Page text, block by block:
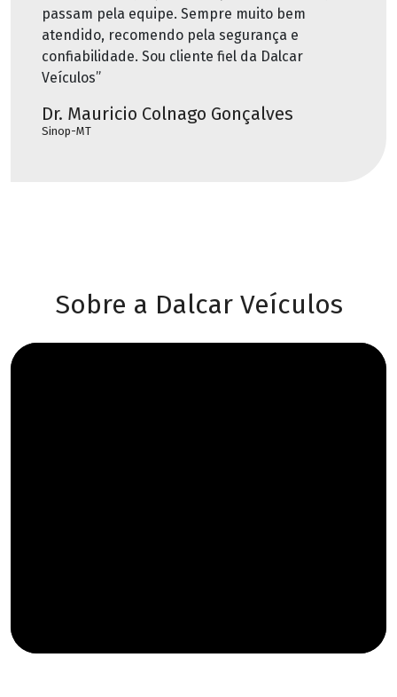
passam pela equipe. Sempre muito bem
atendido, recomendo pela segurança e
confiabilidade. Sou cliente fiel da Dalcar
Veículos”
Dr. Mauricio Colnago Gonçalves
Sinop-MT
Sobre a Dalcar Veículos